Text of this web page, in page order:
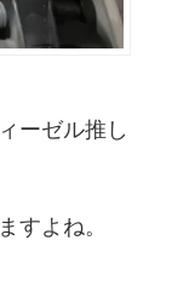
ーゼル推し
すよね。